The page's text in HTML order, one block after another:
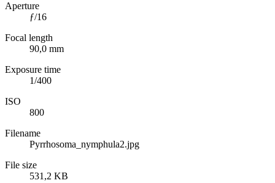
Aperture
ƒ/16
Focal length
90,0 mm
Exposure time
1/400
ISO
800
Filename
Pyrrhosoma_nymphula2.jpg
File size
531,2 KB